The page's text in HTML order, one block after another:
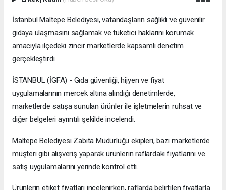
İstanbul Maltepe Belediyesi, vatandaşların sağlıklı ve güvenilir
gıdaya ulaşmasını sağlamak ve tüketici haklarını korumak
amacıyla ilçedeki zincir marketlerde kapsamlı denetim
gerçekleştirdi.
İSTANBUL (İGFA) - Gıda güvenliği, hijyen ve fiyat
uygulamalarının mercek altına alındığı denetimlerde,
marketlerde satışa sunulan ürünler ile işletmelerin ruhsat ve
diğer belgeleri ayrıntılı şekilde incelendi.
Maltepe Belediyesi Zabıta Müdürlüğü ekipleri, bazı marketlerde
müşteri gibi alışveriş yaparak ürünlerin raflardaki fiyatlarını ve
satış uygulamalarını yerinde kontrol etti.
Ürünlerin etiket fiyatları incelenirken, raflarda belirtilen fiyatlarla